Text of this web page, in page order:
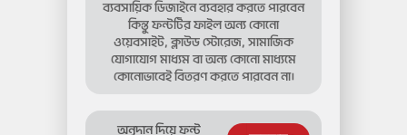
ব্যবসায়িক ডিজাইনে ব্যবহার করতে পারবেন
কিন্তু ফন্টটির ফাইল অন্য কোনো
ওয়েবসাইট, ক্লাউড স্টোরেজ, সামাজিক
যোগাযোগ মাধ্যম বা অন্য কোনো মাধ্যমে
কোনোভাবেই বিতরণ করতে পারবেন না।
অনুদান দিয়ে ফন্ট